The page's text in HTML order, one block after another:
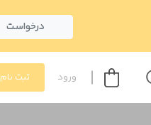
درخواست
ورود ثبت نام